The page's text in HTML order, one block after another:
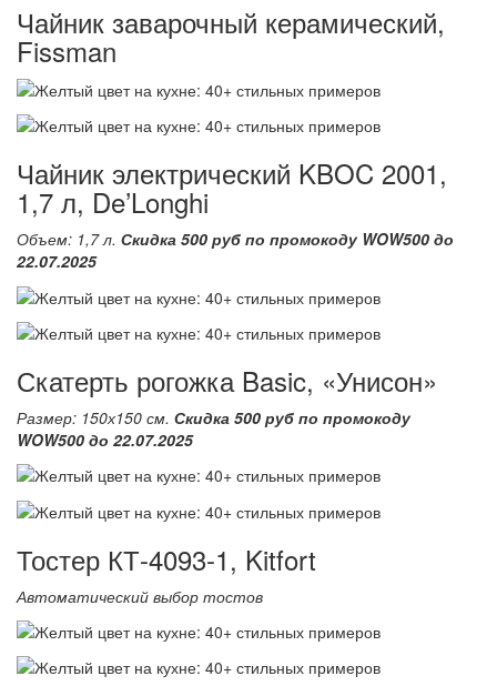
Чайник заварочный керамический,
Fissman
Чайник электрический KBOC 2001,
1,7 л, De’Longhi
Объем: 1,7 л. Скидка 500 руб по промокоду WOW500 до
22.07.2025
Скатерть рогожка Basic, «Унисон»
Размер: 150х150 см. Скидка 500 руб по промокоду
WOW500 до 22.07.2025
Тостер КТ-4093-1, Kitfort
Автоматический выбор тостов